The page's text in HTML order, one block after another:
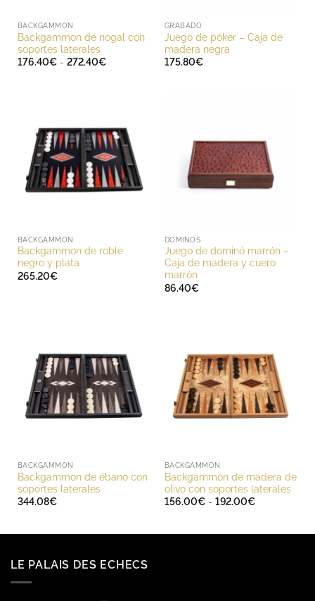
BACKGAMMON
Backgammon de nogal con
soportes laterales
176.40€ - 272.40€Rango
GRABADO
Juego de póker – Caja de
madera negra
175.80€
BACKGAMMON
Backgammon de roble
negro y plata
265.20€
DOMINOS
Juego de dominó marrón –
Caja de madera y cuero
marrón
86.40€
BACKGAMMON
Backgammon de ébano con
soportes laterales
344.08€
BACKGAMMON
Backgammon de madera de
olivo con soportes laterales
156.00€ - 192.00€Rango
156.00€
LE PALAIS DES ECHECS